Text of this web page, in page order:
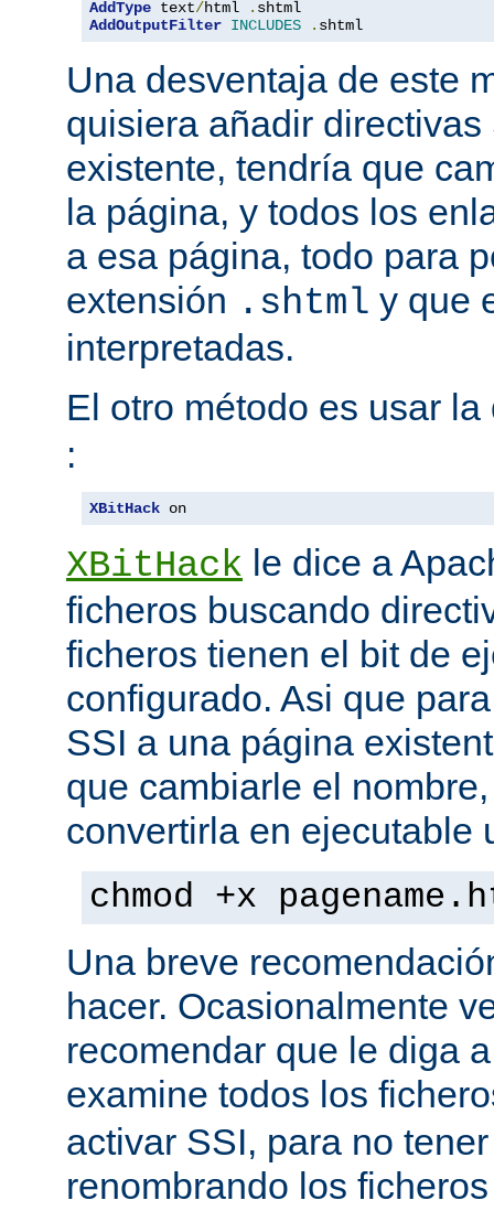
AddType text/html .
AddOutputFilter INCLUDES . shtml
Una desventaja de este
quisiera añadir
existente, tendría que
la página, y todos los
a esa página, todo para
extensión .shtml y que
interpretadas.
El otro método es usar
:
XBitHack on
XBitHack le dice a
ficheros buscando
ficheros tienen el bit de
configurado. Asi que
SSI a una página
que cambiarle el
convertirla en ejecutable
chmod +x
Una breve
hacer. Ocasionalmente
recomendar que le diga
examine todos los
activar SSI, para no
renombrando los